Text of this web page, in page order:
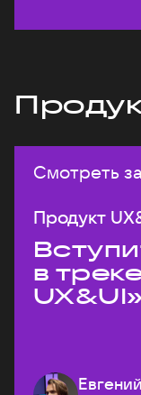
Смотреть
Продукт
в
UX&UI»